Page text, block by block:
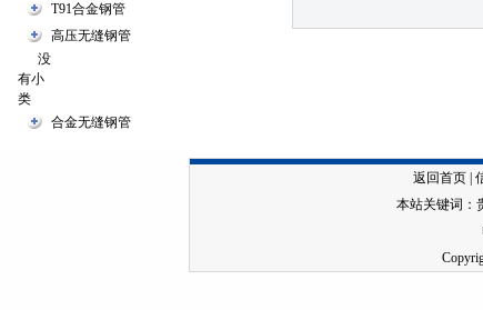
T91合金钢管
高压无缝钢管
没
有小
类
合金无缝钢管
返回首页
本站关键词：